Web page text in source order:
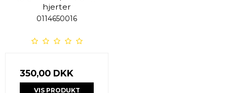
hjerter
0114650016
350,00 DKK
VIS PRODUKT